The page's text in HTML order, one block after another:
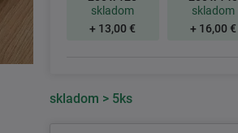
skladom
+ 13,00 €
skladom
+ 16,00 €
skladom > 5ks